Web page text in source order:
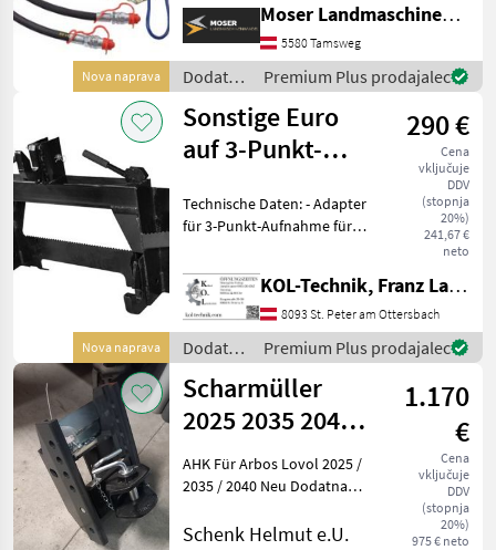
Nova naprava
sicheren Halt der Position.
inklusive: * Kugel *
Bedienungsseil *
Schlauchsa
Moser Landmaschinenhandel
5580 Tamsweg
Dodatna
oprema
za
traktorje
/
Premium Plus prodajalec
Nova naprava
Sonstige Euro
auf 3-Punkt-
290 €
Cena
vključuje
DDV
(stopnja
20%)
241,67 €
neto
Technische Daten: - Adapter
für 3-Punkt-Aufnahme für
Modelle: FQK Für weitere
Informationen stehen wir
Ihnen gerne telefonisch o
KOL-Technik, Franz Lampl-Küssner
8093 St. Peter am Ottersbach
Dodatna
oprema
za
traktorje
/
Sonstige
Premium Plus prodajalec
Scharmüller
2025 2035 2040
Arbos Lovol
1.170
€
Cena
vključuje
DDV
(stopnja
20%)
975 € neto
AHK Für Arbos Lovol 2025 /
2035 / 2040 Neu Dodatna
dodatna oprema za
Schenk Helmut e.U.